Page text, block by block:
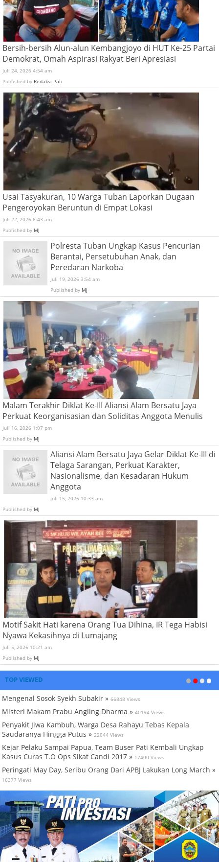
Bersih-bersih Alun-alun Kembangjoyo di HUT Ke-25 Partai
Demokrat, Omah Aspirasi Rakyat Beri Apresiasi
Juli 24, 2026 4:54 am
Published by Redaksi Pati
Usai Tasyakuran, 10 Warga Tuban Laporkan Dugaan
Pengeroyokan Beruntun di Empat Lokasi
Juli 22, 2026 6:43 am
Published by MJ
Polresta Tuban Ungkap Kasus Pencurian
Berantai, Persetubuhan Anak, dan
Peredaran Narkoba
Juli 19, 2026 3:54 am
Published by MJ
Malam Terakhir Diklat Ke-III Aliansi Alam Bersatu Jaya
Perkuat Keorganisasian dan Soliditas Anggota Menulis
Juli 16, 2026 1:07 pm
Published by MJ
Aliansi Alam Bersatu Jaya Gelar Diklat Ke-III di
Telaga Sarangan, Perkuat Karakter,
Nasionalisme, dan Kesadaran Hukum
Anggota
Juli 15, 2026 10:33 am
Published by MJ
Motif Sakit Hati karena Orang Tua Dihina, IR Tega Habisi
Nyawa Kekasihnya di Lumajang
Juli 5, 2026 10:21 am
Published by MJ
TOP VIEWED
Mengenal Sosok Syekh Subakir » 66848 Views
Misteri Makam Prabu Angling Dharma » 40194 Views
Penyakit Jiwa Kambuh, Warga Desa Rahayu Tebas Kepala
Saudaranya Hingga Putus » 22044 Views
Kejar Pelaku Sampai Papua, Team Buser Pati Kembali Ungkap
Kasus Curas T.O Ops Sikat Candi 2017 » 17400 Views
Peringati May Day, Seribu Orang Dari APBJ Lakukan Long March »
16377 Views